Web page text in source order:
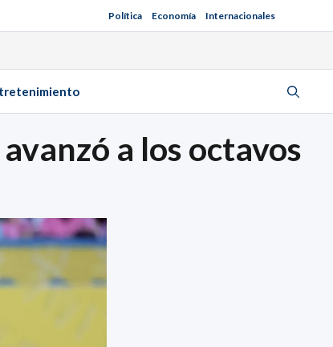
Política Economía Internacionales
a los octavos